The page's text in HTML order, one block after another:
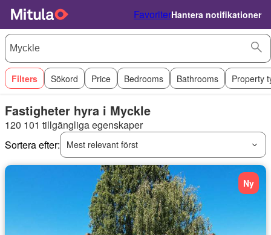
FavoriterHantera notifikationer
Filters Sökord Price Bedrooms Bathrooms Property
Fastigheter hyra i Myckle
120 101 tillgängliga egenskaper
Sortera efter:
Mest relevant först
Ny